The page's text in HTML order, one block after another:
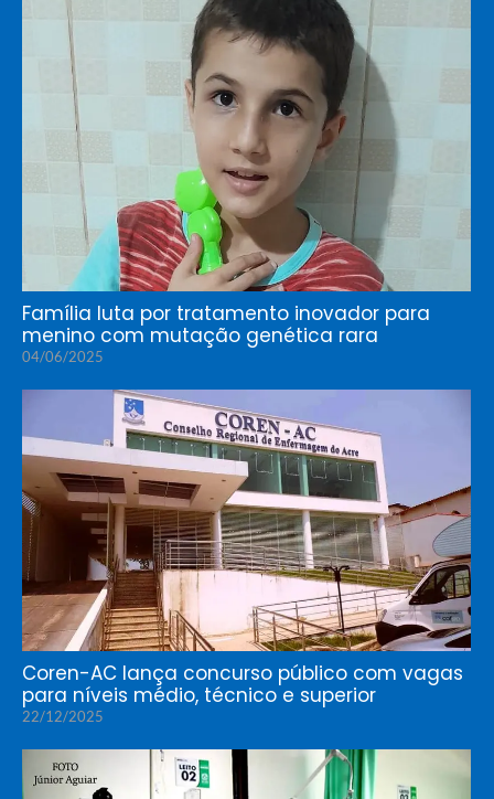
Família luta por tratamento inovador para
menino com mutação genética rara
04/06/2025
Coren-AC lança concurso público com vagas
para níveis médio, técnico e superior
22/12/2025